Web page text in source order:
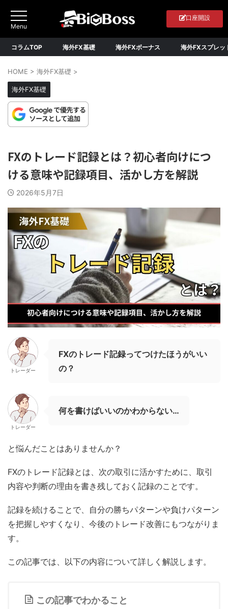
口座開設
コラムTOP 海外FX基礎 海外FXボーナス 海外FXスプレッ
HOME > 海外FX基礎 >
海外FX基礎
FXのトレード記録とは？初心者向けにつ
ける意味や記録項目、活かし方を解説
2026年5月7日
トレーダー
FXのトレード記録ってつけたほうがいい
の？
トレーダー
何を書けばいいのかわからない…
と悩んだことはありませんか？
FXのトレード記録とは、次の取引に活かすために、取引
内容や判断の理由を書き残しておく記録のことです。
記録を続けることで、自分の勝ちパターンや負けパターン
を把握しやすくなり、今後のトレード改善にもつながりま
す。
この記事では、以下の内容について詳しく解説します。
この記事でわかること